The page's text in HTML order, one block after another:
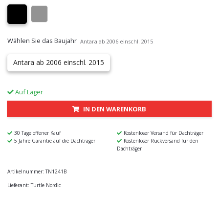
Wählen Sie das Baujahr Antara ab 2006 einschl. 2015
Antara ab 2006 einschl. 2015
Auf Lager
IN DEN WARENKORB
30 Tage offener Kauf
Kostenloser Versand für Dachträger
5 Jahre Garantie auf die Dachträger
Kostenloser Rückversand für den
Dachträger
Artikelnummer: TN1241B
Lieferant: Turtle Nordic